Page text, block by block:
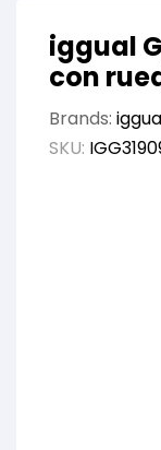
iggual
con
Brands:
SKU: